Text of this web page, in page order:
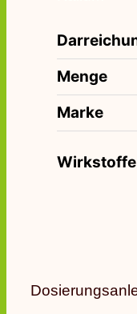
Menge
Marke
Wirkstoffe